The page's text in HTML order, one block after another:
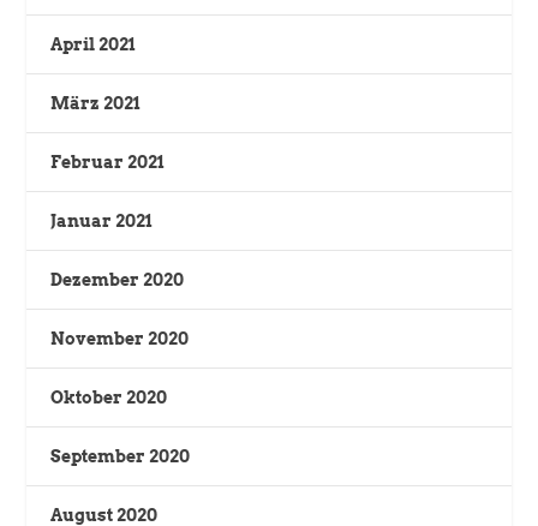
April 2021
März 2021
Februar 2021
Januar 2021
Dezember 2020
November 2020
Oktober 2020
September 2020
August 2020